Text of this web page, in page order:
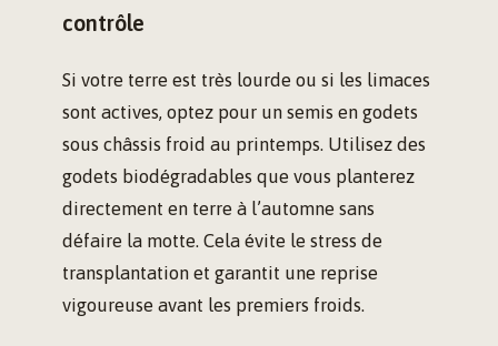
contrôle
Si votre terre est très lourde ou si les limaces
sont actives, optez pour un semis en godets
sous châssis froid au printemps. Utilisez des
godets biodégradables que vous planterez
directement en terre à l’automne sans
défaire la motte. Cela évite le stress de
transplantation et garantit une reprise
vigoureuse avant les premiers froids.